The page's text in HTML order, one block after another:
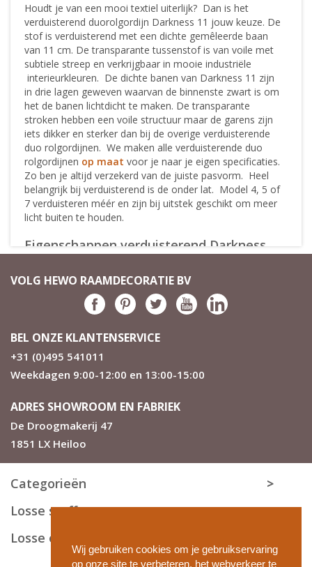
Wij gebruiken cookies om je gebruikservaring
op onze site te verbeteren, het webverkeer te
Houdt je van een mooi textiel uiterlijk? Dan is het
verduisterend duorolgordijn Darkness 11 jouw keuze. De
stof is verduisterend met een dichte gemêleerde baan
van 11 cm. De transparante tussenstof is van voile met
subtiele streep en verkrijgbaar in mooie industriële
interieurkleuren. De dichte banen van Darkness 11 zijn
in drie lagen geweven waarvan de binnenste zwart is om
het de banen lichtdicht te maken. De transparante
stroken hebben een voile structuur maar de garens zijn
iets dikker en sterker dan bij de overige verduisterende
duo rolgordijnen. We maken alle verduisterende duo
rolgordijnen op maat voor je naar je eigen specificaties.
Zo ben je altijd verzekerd van de juiste pasvorm. Heel
belangrijk bij verduisterend is de onder lat. Model 4, 5 of
7 verduisteren méér en zijn bij uitstek geschikt om meer
licht buiten te houden.
Eigenschappen verduisterend Darkness
duo rolgordijn
Luxe weefwijze met mooie textiel structuur en
fijne weving stof
Tot 280 cm op maat verkrijgbaar
Houdt veel licht tegen door de bredere stroken
Dichte baan is ca 11 cm
De transparante banen zijn ca 7,5 cm met
De ronde of rechthoekige cassette is 8x8 cm.
Ook elektrisch mogelijk
Zie ook de overige specificaties
rolgordijn?
De weefwijze van de verduisterend duo rolgordijn stof
opgebouwd. De prijs van verduisterende duo
rolgordijnen is daarom altijd hoger dan niet
verduisterend. Je berekent snel je prijs door het gordijn
VOLG HEWO RAAMDECORATIE BV
BEL ONZE KLANTENSERVICE
+31 (0)495 541011
Weekdagen 9:00-12:00 en 13:00-15:00
ADRES SHOWROOM EN FABRIEK
De Droogmakerij 47
1851 LX Heiloo
Categorieën
Losse stoffen
Losse onderdelen